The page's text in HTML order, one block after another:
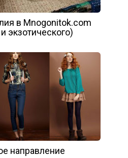
в Mnogonitok.com
экзотического)
направление